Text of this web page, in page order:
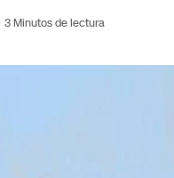
3 Minutos de lectura